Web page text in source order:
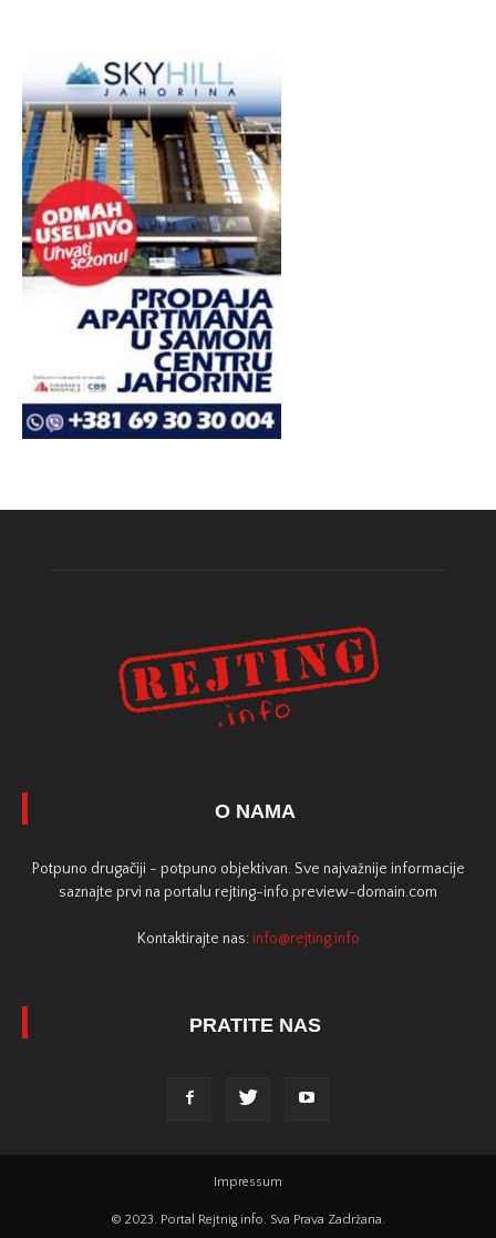
O NAMA
Potpuno drugačiji - potpuno objektivan. Sve najvažnije informacije
saznajte prvi na portalu rejting-info.preview-domain.com
Kontaktirajte nas: info@rejting.info
PRATITE NAS
Impressum
© 2023. Portal Rejtnig.info. Sva Prava Zadržana.